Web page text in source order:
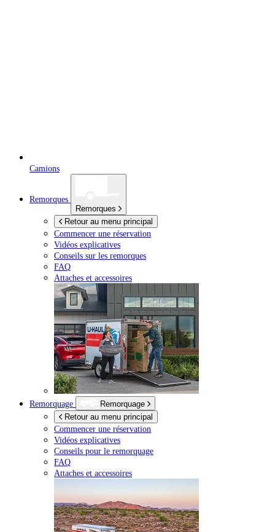
Camions
Remorques
Remorques
Retour au menu principal
Commencer une réservation
Vidéos explicatives
Conseils sur les remorques
FAQ
Attaches et accessoires
Remorquage
Remorquage
Retour au menu principal
Commencer une réservation
Vidéos explicatives
Conseils pour le remorquage
FAQ
Attaches et accessoires